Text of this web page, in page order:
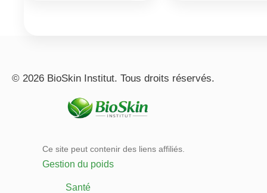
© 2026 BioSkin Institut. Tous droits réservés.
Ce site peut contenir des liens affiliés.
Gestion du poids
Santé